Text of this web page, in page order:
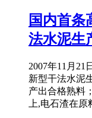
国内首条
法水泥生
2007年11月21
新型干法水泥
产出合格熟料
上,电石渣在原